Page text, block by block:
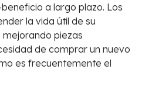
a largo plazo. Los
la vida útil de su
piezas
de comprar un nuevo
es frecuentemente el